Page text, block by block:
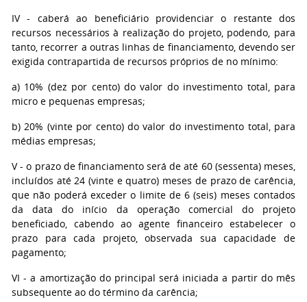
IV - caberá ao beneficiário providenciar o restante dos
recursos necessários à realização do projeto, podendo, para
tanto, recorrer a outras linhas de financiamento, devendo ser
exigida contrapartida de recursos próprios de no mínimo:
a) 10% (dez por cento) do valor do investimento total, para
micro e pequenas empresas;
b) 20% (vinte por cento) do valor do investimento total, para
médias empresas;
V - o prazo de financiamento será de até 60 (sessenta) meses,
incluídos até 24 (vinte e quatro) meses de prazo de carência,
que não poderá exceder o limite de 6 (seis) meses contados
da data do início da operação comercial do projeto
beneficiado, cabendo ao agente financeiro estabelecer o
prazo para cada projeto, observada sua capacidade de
pagamento;
VI - a amortização do principal será iniciada a partir do mês
subsequente ao do término da carência;